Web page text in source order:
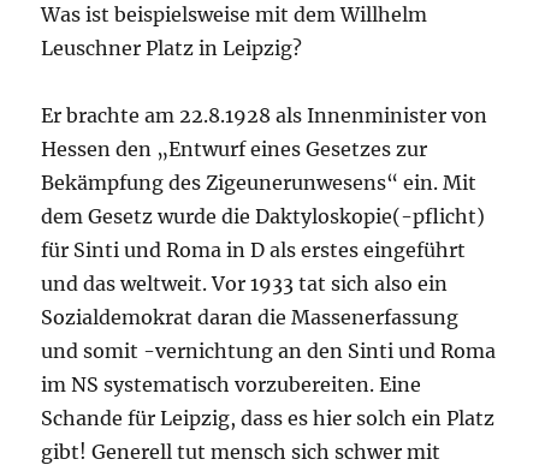
Was ist beispielsweise mit dem Willhelm
Leuschner Platz in Leipzig?
Er brachte am 22.8.1928 als Innenminister von
Hessen den „Entwurf eines Gesetzes zur
Bekämpfung des Zigeunerunwesens“ ein. Mit
dem Gesetz wurde die Daktyloskopie(-pflicht)
für Sinti und Roma in D als erstes eingeführt
und das weltweit. Vor 1933 tat sich also ein
Sozialdemokrat daran die Massenerfassung
und somit -vernichtung an den Sinti und Roma
im NS systematisch vorzubereiten. Eine
Schande für Leipzig, dass es hier solch ein Platz
gibt! Generell tut mensch sich schwer mit